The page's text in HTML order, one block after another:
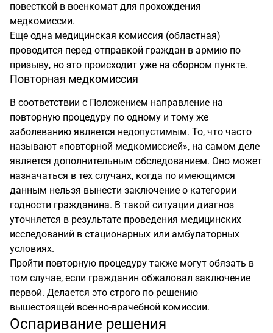
повесткой в военкомат для прохождения
медкомиссии.
Еще одна медицинская комиссия (областная)
проводится перед отправкой граждан в армию по
призыву, но это происходит уже на сборном пункте.
Повторная медкомиссия
В соответствии с Положением направление на
повторную процедуру по одному и тому же
заболеванию является недопустимым. То, что часто
называют «повторной медкомиссией», на самом деле
является дополнительным обследованием. Оно может
назначаться в тех случаях, когда по имеющимся
данным нельзя вынести заключение о категории
годности гражданина. В такой ситуации диагноз
уточняется в результате проведения медицинских
исследований в стационарных или амбулаторных
условиях.
Пройти повторную процедуру также могут обязать в
том случае, если гражданин обжаловал заключение
первой. Делается это строго по решению
вышестоящей военно-врачебной комиссии.
Оспаривание решения